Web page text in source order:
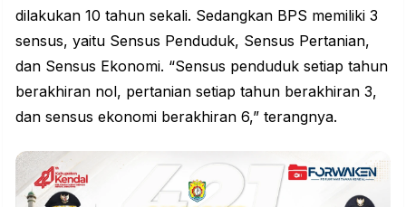
dilakukan 10 tahun sekali. Sedangkan BPS memiliki 3
sensus, yaitu Sensus Penduduk, Sensus Pertanian,
dan Sensus Ekonomi. “Sensus penduduk setiap tahun
berakhiran nol, pertanian setiap tahun berakhiran 3,
dan sensus ekonomi berakhiran 6,” terangnya.